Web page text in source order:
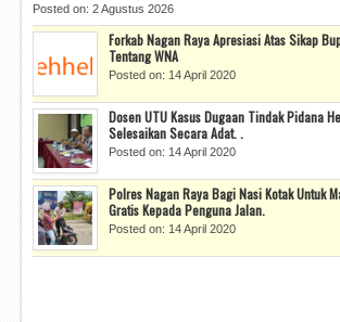
Posted on: 2 Agustus 2026
Forkab Nagan Raya Apresiasi Atas Sikap
Tentang WNA
Posted on: 14 April 2020
Dosen UTU Kasus Dugaan Tindak Pidana
Selesaikan Secara Adat. .
Posted on: 14 April 2020
Polres Nagan Raya Bagi Nasi Kotak Untuk
Gratis Kepada Penguna Jalan.
Posted on: 14 April 2020